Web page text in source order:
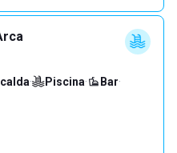
· Piscina· Bar·